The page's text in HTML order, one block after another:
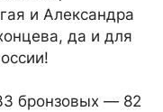
и Александра
да и для
бронзовых — 82